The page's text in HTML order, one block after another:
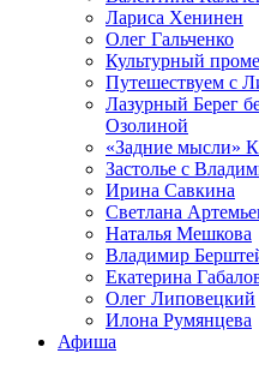
Лариса Хенинен
Олег Гальченко
Культурный
Путешествуем с
Лазурный Берег
Озолиной
«Задние мысли»
Застолье с
Ирина Савкина
Светлана
Наталья Мешкова
Владимир
Екатерина
Олег Липовецкий
Илона Румянцева
Афиша